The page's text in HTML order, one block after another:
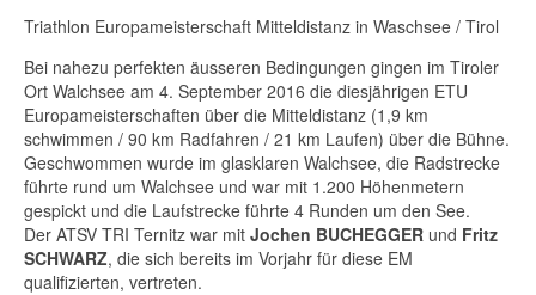
Triathlon Europameisterschaft Mitteldistanz in Waschsee / Tirol
Bei nahezu perfekten äusseren Bedingungen gingen im Tiroler
Ort Walchsee am 4. September 2016 die diesjährigen ETU
Europameisterschaften über die Mitteldistanz (1,9 km
schwimmen / 90 km Radfahren / 21 km Laufen) über die Bühne.
Geschwommen wurde im glasklaren Walchsee, die Radstrecke
führte rund um Walchsee und war mit 1.200 Höhenmetern
gespickt und die Laufstrecke führte 4 Runden um den See.
Der ATSV TRI Ternitz war mit Jochen BUCHEGGER und Fritz
SCHWARZ, die sich bereits im Vorjahr für diese EM
qualifizierten, vertreten.